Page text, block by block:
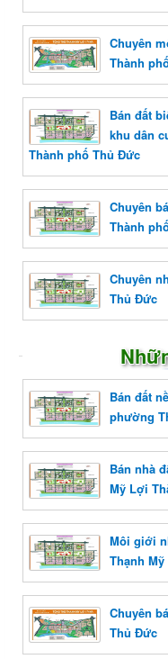
Chuyên
Thành
Bán đất
khu dân
Thành phố Thủ Đức
Chuyên
Thành
Chuyên
Thủ Đức
Bán đất
phường
Bán nhà
Mỹ Lợi
Môi giới
Thạnh
Chuyên
Thủ Đức